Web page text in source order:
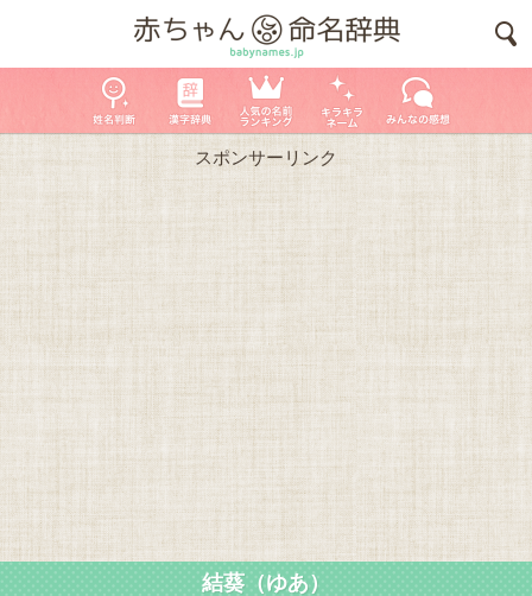
スポンサーリンク
結葵（ゆあ）